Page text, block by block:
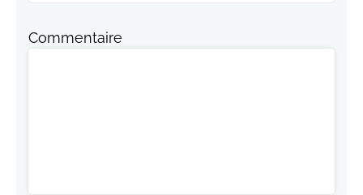
Commentaire